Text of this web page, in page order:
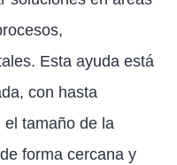
Esta ayuda está
con hasta
tamaño de la
forma cercana y